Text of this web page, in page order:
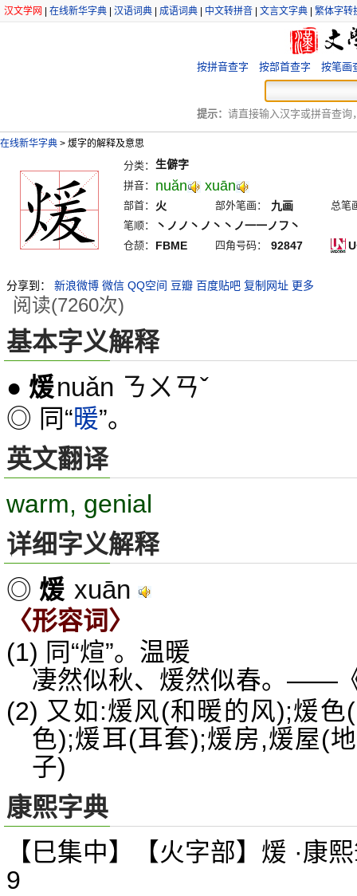
汉文学网 在线新华字典 汉语词典 成语词典 中文转拼音 文言文字典 繁体字转
按拼音查字 按部首查字 按笔画
提示： 请直接输入汉字或拼音查询
在线新华字典 > 煖字的解释及意思
分类： 生僻字
拼音： nuăn xuān
部首： 火 部外笔画： 九画
总笔
笔顺：
丶ノノ丶ノ丶丶ノ一一ノフ丶
仓颉： FBME 四角号码： 92847
分享到： 新浪微博 微信 QQ空间 豆瓣 百度贴吧 复制网址 更多
阅读(7260次)
基本字义解释
● 煖nuǎn ㄋㄨㄢˇ
◎ 同“暖”。
英文翻译
warm, genial
详细字义解释
◎ 煖 xuān
〈形容词〉
(1) 同“煊”。温暖
凄然似秋、煖然似春。——
(2) 又如:煖风(和暖的风);煖
色);煖耳(耳套);煖房,煖屋(
子)
康熙字典
【巳集中】【火字部】煖 ·康
9